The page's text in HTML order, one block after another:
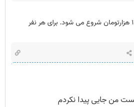
من جایی پیدا نکردم